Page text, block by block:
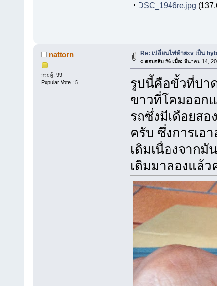
DSC_1946re.jpg
nattorn
กระทู้: 99
Popular Vote : 5
Re: เปลี่ยนไฟท้ายxv เป็น
« ตอบกลับ #6 เมื่อ: มีนาคม 14,
รูปนี้คือขั้วที่ปา
ขาวที่โคมออก
รถซึ่งมีเดือยสอ
ครับ ซึ่งการเอ
เดิมเนื่องจากมั
เดิมมาลองแล้ว